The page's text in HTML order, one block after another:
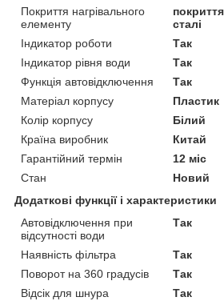
Покриття нагрівального
елементу
сталі
Індикатор роботи
Так
Індикатор рівня води
Так
Функція автовідключення
Так
Матеріал корпусу
Пластик
Колір корпусу
Білий
Країна виробник
Китай
Гарантійний термін
12 міс
Стан
Новий
Додаткові функції і характеристики
Автовідключення при
відсутності води
Так
Наявність фільтра
Так
Поворот на 360 градусів
Так
Відсік для шнура
Так